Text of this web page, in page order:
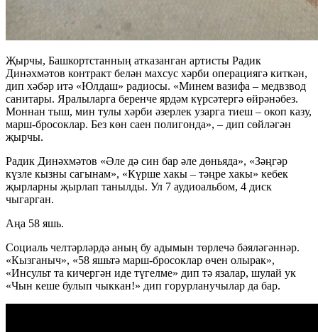
Җырчы, Башкортстанның атказанган артисты Радик
Динәхмәтов контракт белән махсус хәрби операциягә киткән,
дип хәбәр итә «Юлдаш» радиосы. «Минем вазифа – медвзвод
санитары. Яралыларга беренче ярдәм күрсәтергә өйрәнәбез.
Моннан тыш, мин тулы хәрби әзерлек узарга тиеш – окоп казу,
марш-бросоклар. Без көн саен полигонда», – дип сөйләгән
җырчы.
Радик Динәхмәтов «Әле дә син бар әле дөньяда», «Зәңгәр
күзле кызны сагынам», «Күрше хакы – тәңре хакы» кебек
җырларны җырлап танылды. Ул 7 аудиоальбом, 4 диск
чыгарган.
Аңа 58 яшь.
Социаль челтәрләрдә аның бу адымын төрлечә бәяләгәннәр.
«Кызганыч», «58 яшьтә марш-бросоклар өчен олырак»,
«Инсульт та кичергән иде түгелме» дип тә язалар, шулай ук
«Чын кеше булып чыккан!» дип горурланучылар да бар.